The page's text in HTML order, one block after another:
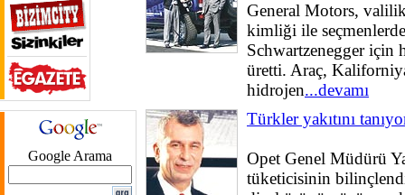
Google Arama
General Motors,
kimliği ile
Schwartzenegger
üretti. Araç,
hidrojen...devamı
Türkler yakıtını
Opet Genel Müdürü
tüketicisinin